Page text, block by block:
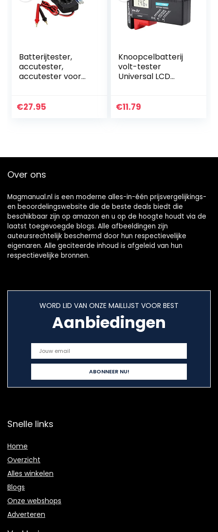
Batterijtester,
accutester,
accutester voor
C, D, 1,5V tot 9V, N
€27.95
Knoopcelbatterij
volt-tester
Universal LCD
€11.79
Over ons
Magmanual.nl is een moderne alles-in-één prijsvergelijkings-
en beoordelingswebsite die de beste deals biedt die
beschikbaar zijn op amazon en u op de hoogte houdt via de
laatst toegevoegde blogs. Alle afbeeldingen zijn
auteursrechtelijk beschermd door hun respectievelijke
eigenaren. Alle geciteerde inhoud is afgeleid van hun
respectievelijke bronnen.
WORD LID VAN ONZE MAILLIJST VOOR BEST
Aanbiedingen
Snelle links
Home
Overzicht
Alles winkelen
Blogs
Onze webshops
Adverteren